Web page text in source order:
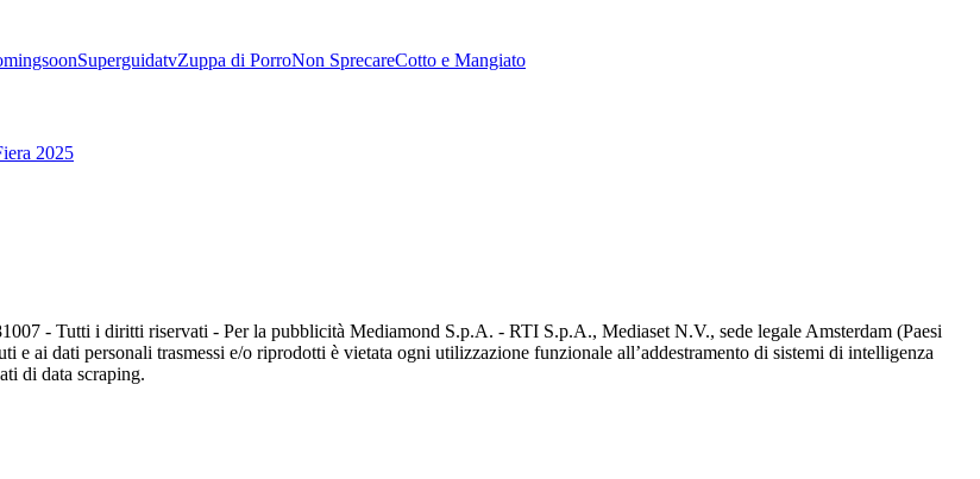
SuperguidatvZuppa di PorroNon SprecareCotto e Mangiato
2025
- Tutti i diritti riservati - Per la pubblicità Mediamond S.p.A. - RTI S.p.A., Mediaset N.V., sede legale Amsterdam (Paesi
e ai dati personali trasmessi e/o riprodotti è vietata ogni utilizzazione funzionale all’addestramento di sistemi di intelligenza
di data scraping.